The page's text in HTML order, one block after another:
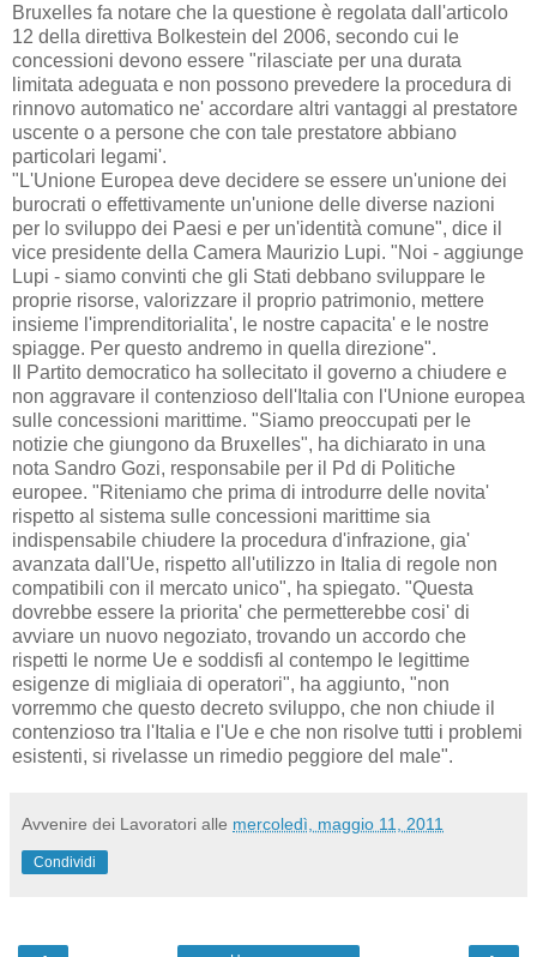
Bruxelles fa notare che la questione è regolata dall'articolo
12 della direttiva Bolkestein del 2006, secondo cui le
concessioni devono essere "rilasciate per una durata
limitata adeguata e non possono prevedere la procedura di
rinnovo automatico ne' accordare altri vantaggi al prestatore
uscente o a persone che con tale prestatore abbiano
particolari legami'.
"L'Unione Europea deve decidere se essere un'unione dei
burocrati o effettivamente un'unione delle diverse nazioni
per lo sviluppo dei Paesi e per un'identità comune", dice il
vice presidente della Camera Maurizio Lupi. "Noi - aggiunge
Lupi - siamo convinti che gli Stati debbano sviluppare le
proprie risorse, valorizzare il proprio patrimonio, mettere
insieme l'imprenditorialita', le nostre capacita' e le nostre
spiagge. Per questo andremo in quella direzione".
Il Partito democratico ha sollecitato il governo a chiudere e
non aggravare il contenzioso dell'Italia con l'Unione europea
sulle concessioni marittime. "Siamo preoccupati per le
notizie che giungono da Bruxelles", ha dichiarato in una
nota Sandro Gozi, responsabile per il Pd di Politiche
europee. "Riteniamo che prima di introdurre delle novita'
rispetto al sistema sulle concessioni marittime sia
indispensabile chiudere la procedura d'infrazione, gia'
avanzata dall'Ue, rispetto all'utilizzo in Italia di regole non
compatibili con il mercato unico", ha spiegato. "Questa
dovrebbe essere la priorita' che permetterebbe cosi' di
avviare un nuovo negoziato, trovando un accordo che
rispetti le norme Ue e soddisfi al contempo le legittime
esigenze di migliaia di operatori", ha aggiunto, "non
vorremmo che questo decreto sviluppo, che non chiude il
contenzioso tra l'Italia e l'Ue e che non risolve tutti i problemi
esistenti, si rivelasse un rimedio peggiore del male".
Avvenire dei Lavoratori alle mercoledì, maggio 11, 2011
Condividi